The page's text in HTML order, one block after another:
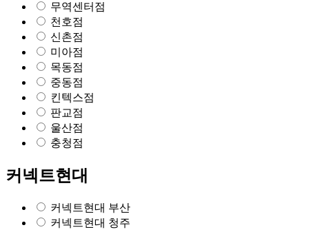
무역센터점
천호점
신촌점
미아점
목동점
중동점
킨텍스점
판교점
울산점
충청점
커넥트현대
커넥트현대 부산
커넥트현대 청주